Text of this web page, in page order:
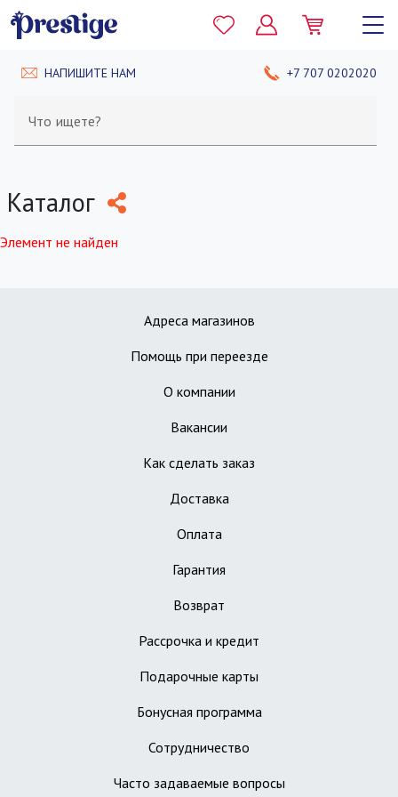
НАПИШИТЕ НАМ +7 707 0202020
Что ищете?
Каталог
Элемент не найден
Адреса магазинов
Помощь при переезде
О компании
Вакансии
Как сделать заказ
Доставка
Оплата
Гарантия
Возврат
Рассрочка и кредит
Подарочные карты
Бонусная программа
Сотрудничество
Часто задаваемые вопросы